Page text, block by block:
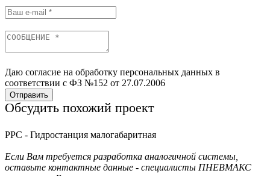
Даю согласие на обработку персональных данных в
соответствии с ФЗ №152 от 27.07.2006
Отправить
Обсудить похожий проект
PPC - Гидростанция малогабаритная
Если Вам требуется разработка аналогичной системы,
оставьте контактные данные - специалисты ПНЕВМАКС